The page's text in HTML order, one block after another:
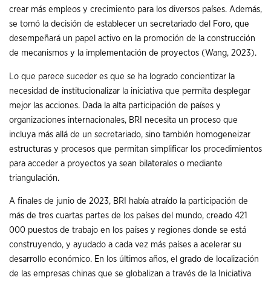
crear más empleos y crecimiento para los diversos países. Además,
se tomó la decisión de establecer un secretariado del Foro, que
desempeñará un papel activo en la promoción de la construcción
de mecanismos y la implementación de proyectos (Wang, 2023).
Lo que parece suceder es que se ha logrado concientizar la
necesidad de institucionalizar la iniciativa que permita desplegar
mejor las acciones. Dada la alta participación de países y
organizaciones internacionales, BRI necesita un proceso que
incluya más allá de un secretariado, sino también homogeneizar
estructuras y procesos que permitan simplificar los procedimientos
para acceder a proyectos ya sean bilaterales o mediante
triangulación.
A finales de junio de 2023, BRI había atraído la participación de
más de tres cuartas partes de los países del mundo, creado 421
000 puestos de trabajo en los países y regiones donde se está
construyendo, y ayudado a cada vez más países a acelerar su
desarrollo económico. En los últimos años, el grado de localización
de las empresas chinas que se globalizan a través de la Iniciativa